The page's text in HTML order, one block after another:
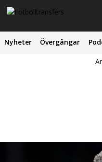
Nyheter Övergångar